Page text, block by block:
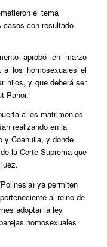
el tema
casos con resultado
aprobó en marzo
a los homosexuales el
hijos, y que deberá ser
Pahor.
a los matrimonios
realizando en la
y Coahuila, y donde
la Corte Suprema que
ya permiten
al reino de
adoptar la ley
homosexuales